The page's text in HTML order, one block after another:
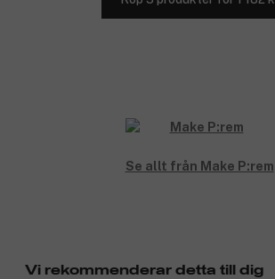
Se allt från Make P:rem
Vi rekommenderar detta till dig